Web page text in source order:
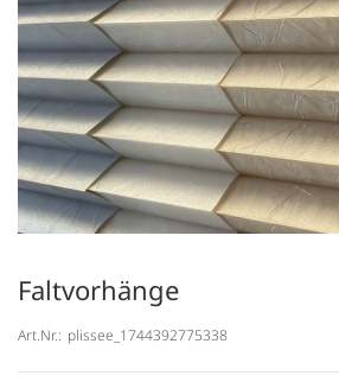
Faltvorhänge
Art.Nr.: plissee_1744392775338